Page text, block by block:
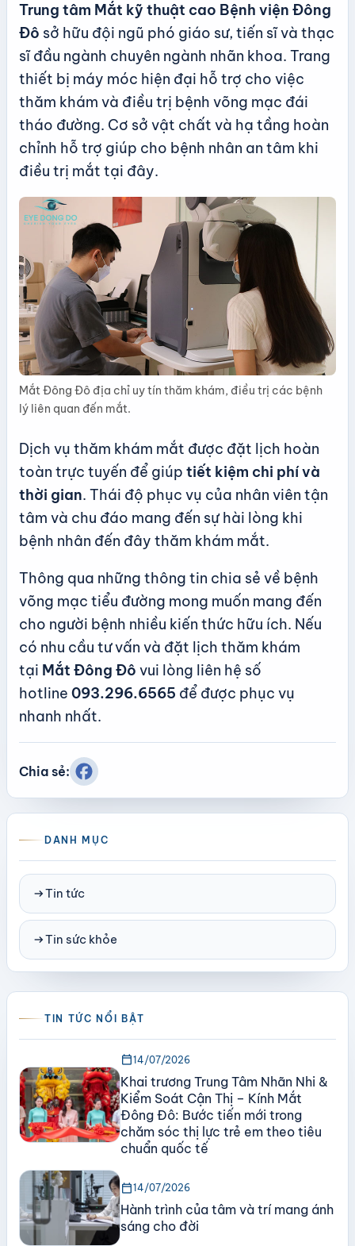
Trung tâm Mắt kỹ thuật cao Bệnh viện Đông
Đô sở hữu đội ngũ phó giáo sư, tiến sĩ và thạc
sĩ đầu ngành chuyên ngành nhãn khoa. Trang
thiết bị máy móc hiện đại hỗ trợ cho việc
thăm khám và điều trị bệnh võng mạc đái
tháo đường. Cơ sở vật chất và hạ tầng hoàn
chỉnh hỗ trợ giúp cho bệnh nhân an tâm khi
điều trị mắt tại đây.
Mắt Đông Đô địa chỉ uy tín thăm khám, điều trị các bệnh
lý liên quan đến mắt.
Dịch vụ thăm khám mắt được đặt lịch hoàn
toàn trực tuyến để giúp tiết kiệm chi phí và
thời gian. Thái độ phục vụ của nhân viên tận
tâm và chu đáo mang đến sự hài lòng khi
bệnh nhân đến đây thăm khám mắt.
Thông qua những thông tin chia sẻ về bệnh
võng mạc tiểu đường mong muốn mang đến
cho người bệnh nhiều kiến thức hữu ích. Nếu
có nhu cầu tư vấn và đặt lịch thăm khám
tại Mắt Đông Đô vui lòng liên hệ số
hotline 093.296.6565 để được phục vụ
nhanh nhất.
Chia sẻ:
DANH MỤC
arrow_right_altTin tức
arrow_right_altTin sức khỏe
TIN TỨC NỔI BẬT
calendar_today14/07/2026
Khai trương Trung Tâm Nhãn Nhi &
Kiểm Soát Cận Thị – Kính Mắt
Đông Đô: Bước tiến mới trong
chăm sóc thị lực trẻ em theo tiêu
chuẩn quốc tế
calendar_today14/07/2026
Hành trình của tâm và trí mang ánh
sáng cho đời